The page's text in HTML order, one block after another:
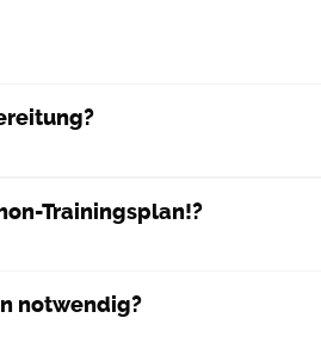
Trainingsplan!?
notwendig?